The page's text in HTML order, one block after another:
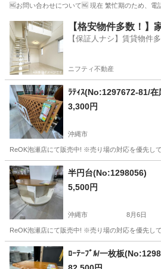
🆖お問い合わせについて🆖 現在 繁忙期のため、
沖縄 宜野湾市 テーブル ダイニング
【格安物件多数！】
【保証人ナシ】賃貸物件
ニフティ不動産
ﾗﾃｨｽ(No:1297672-81/在
3,300円
沖縄市
ReOK泡瀬店にて販売中! ※売り場の対応を優先し
沖縄 沖縄市 その他
半円台(No:1298056)
5,500円
沖縄市 8月6日
ReOK泡瀬店にて販売中! ※売り場の対応を優先し
沖縄 沖縄市 収納家具
ﾛｰﾃｰﾌﾞﾙ/一枚板